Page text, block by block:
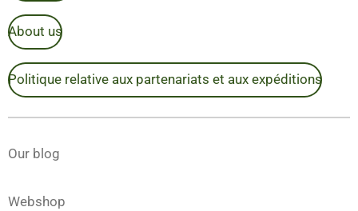
About us
Politique relative aux partenariats et aux expéditions
Our blog
Webshop